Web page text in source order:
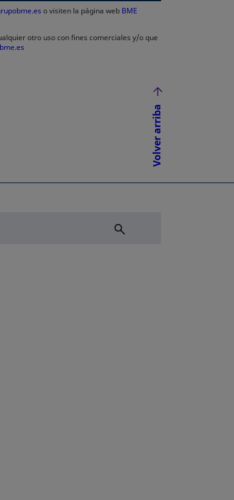
o visiten la página web BME
otro uso con fines comerciales y/o que
Volver arriba